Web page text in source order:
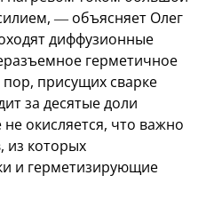
— объясняет Олег
диффузионные
герметичное
присущих сварке
за десятые доли
окисляется, что важно
из которых
и герметизирующие